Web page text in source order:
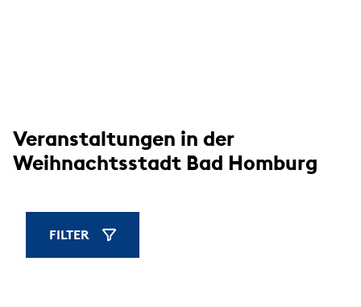
Veranstaltungen in der
Weihnachtsstadt Bad Homburg
FILTERFILTER ANZEIGEN